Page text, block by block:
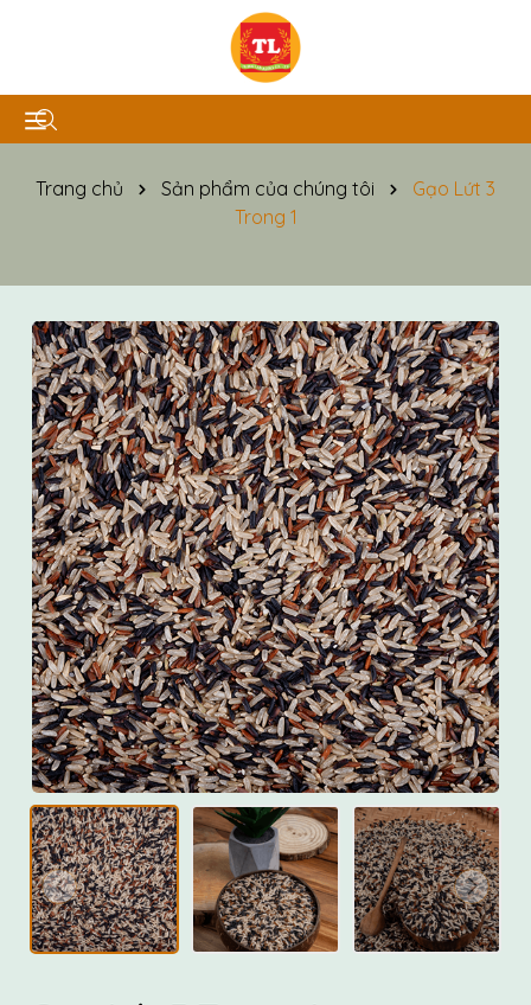
Trang chủ Sản phẩm của chúng tôi
Gạo Lứt 3
Trong 1